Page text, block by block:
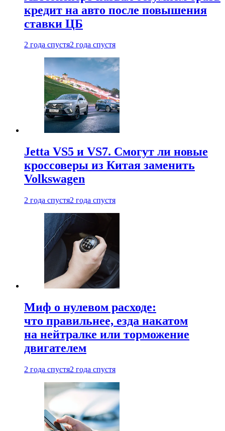
кредит на авто после повышения
ставки ЦБ
2 года спустя2 года спустя
Jetta VS5 и VS7. Смогут ли новые
кроссоверы из Китая заменить
Volkswagen
2 года спустя2 года спустя
Миф о нулевом расходе:
что правильнее, езда накатом
на нейтралке или торможение
двигателем
2 года спустя2 года спустя